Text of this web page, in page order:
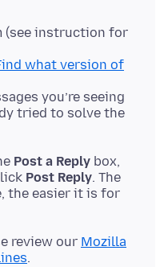
(see instruction for
what version of
you’re seeing
tried to solve the
Post a Reply box,
Post Reply. The
the easier it is for
review our Mozilla